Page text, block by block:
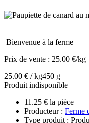
Bienvenue à la ferme
Prix de vente : 25.00 €/kg
25.00 € / kg450 g
Produit indisponible
11.25 € la pièce
Producteur : Ferme
Type produit :